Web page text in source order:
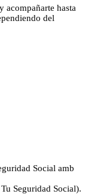
acompañarte hasta
del
Social amb
Seguridad Social).